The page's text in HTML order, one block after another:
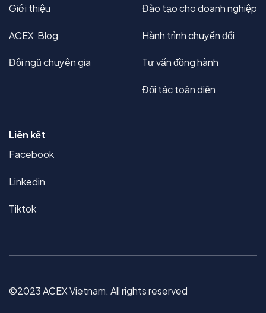
Giới thiệu
ACEX Blog
Đội ngũ chuyên gia
Đào tạo cho doanh nghiệp
Hành trình chuyển đổi
Tư vấn đồng hành
Đối tác toàn diện
Liên kết
Facebook
Linkedin
Tiktok
©2023 ACEX Vietnam. All rights reserved